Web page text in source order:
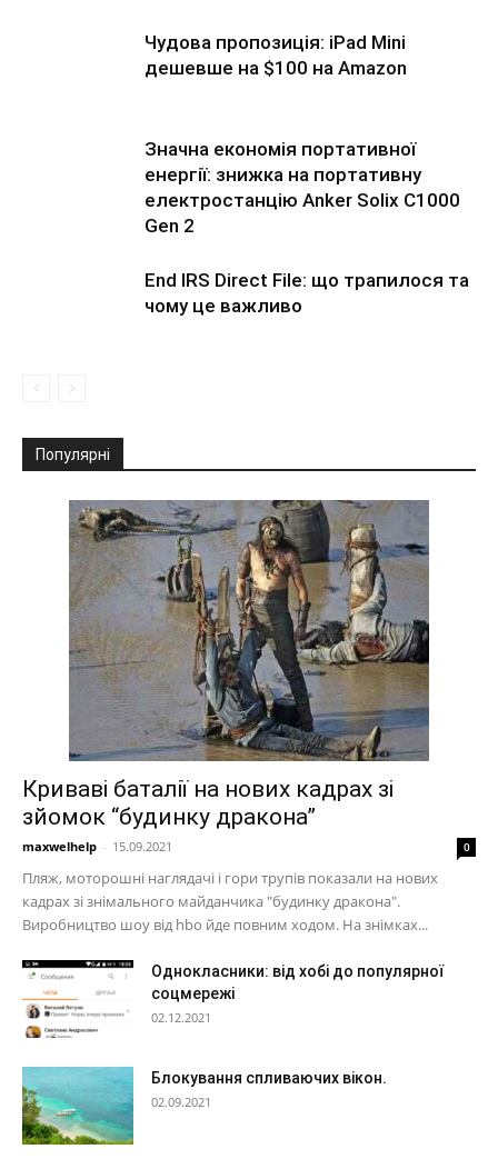
Чудова пропозиція: iPad Mini
дешевше на $100 на Amazon
Значна економія портативної
енергії: знижка на портативну
електростанцію Anker Solix C1000
Gen 2
End IRS Direct File: що трапилося та
чому це важливо
Популярні
Криваві баталії на нових кадрах зі
зйомок “будинку дракона”
maxwelhelp - 15.09.2021 0
Пляж, моторошні наглядачі і гори трупів показали на нових
кадрах зі знімального майданчика "будинку дракона".
Виробництво шоу від hbo йде повним ходом. На знімках...
Однокласники: від хобі до популярної
соцмережі
02.12.2021
Блокування спливаючих вікон.
02.09.2021